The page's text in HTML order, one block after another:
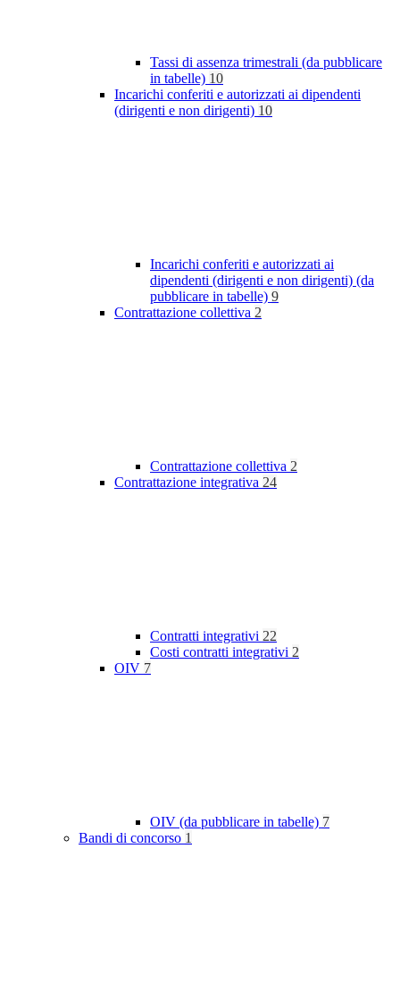
Tassi di assenza trimestrali (da pubblicare
in tabelle) 10
Incarichi conferiti e autorizzati ai dipendenti
(dirigenti e non dirigenti) 10
Incarichi conferiti e autorizzati ai
dipendenti (dirigenti e non dirigenti) (da
pubblicare in tabelle) 9
Contrattazione collettiva 2
Contrattazione collettiva 2
Contrattazione integrativa 24
Contratti integrativi 22
Costi contratti integrativi 2
OIV 7
OIV (da pubblicare in tabelle) 7
Bandi di concorso 1